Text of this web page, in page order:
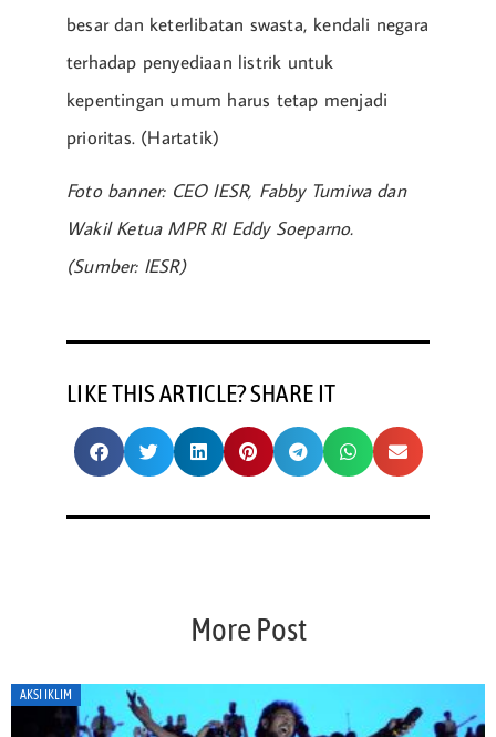
besar dan keterlibatan swasta, kendali negara
terhadap penyediaan listrik untuk
kepentingan umum harus tetap menjadi
prioritas. (Hartatik)
Foto banner: CEO IESR, Fabby Tumiwa dan
Wakil Ketua MPR RI Eddy Soeparno.
(Sumber: IESR)
LIKE THIS ARTICLE? SHARE IT
More Post
AKSI IKLIM